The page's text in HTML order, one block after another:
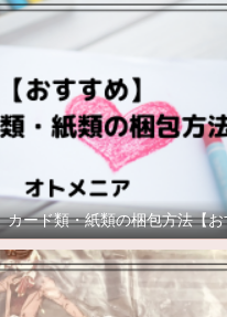
カード類・紙類の梱包方法【